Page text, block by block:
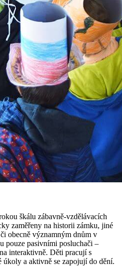
škálu zábavně-vzdělávacích
zaměřeny na historii zámku, jiné
obecně významným dnům v
pouze pasivními posluchači –
interaktivně. Děti pracují s
a aktivně se zapojují do dění.